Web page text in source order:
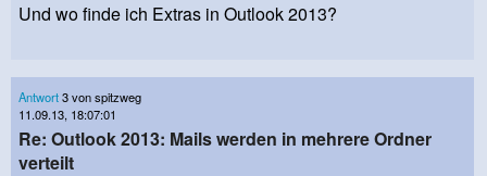
Und wo finde ich Extras in Outlook 2013?
Antwort3 von spitzweg
11.09.13, 18:07:01
Re: Outlook 2013: Mails werden in mehrere Ordner
verteilt